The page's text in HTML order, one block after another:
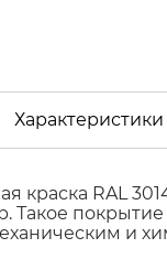
Характеристики
краска RAL
Такое
и